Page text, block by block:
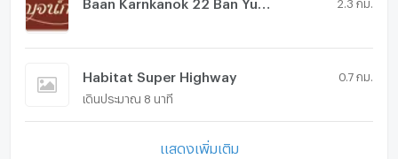
Habitat Super Highway 0.7 กม.
เดินประมาณ 8 นาที
แสดงเพิ่มเติม